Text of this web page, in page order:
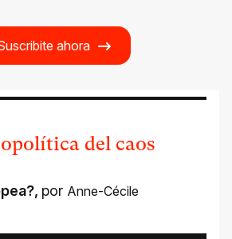
ahora
del caos
, por Anne-Cécile